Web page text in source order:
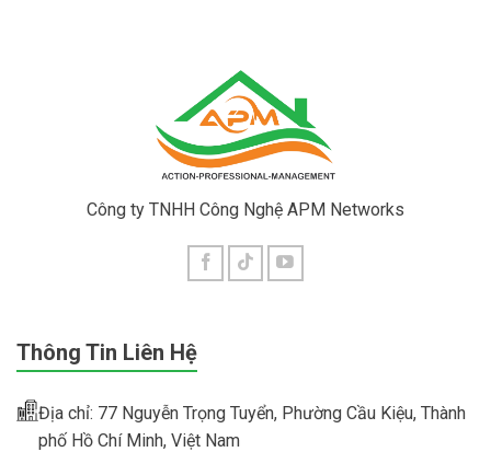
Công ty TNHH Công Nghệ APM Networks
Thông Tin Liên Hệ
Địa chỉ: 77 Nguyễn Trọng Tuyển, Phường Cầu Kiệu, Thành
phố Hồ Chí Minh, Việt Nam